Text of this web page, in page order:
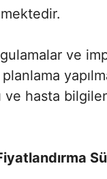
ve
ve hasta